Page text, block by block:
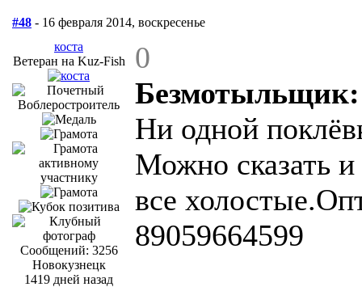
#48 - 16 февраля 2014, воскресенье
коста
Ветеран на Kuz-Fish
Сообщений: 3256
Новокузнецк
1419 дней назад
0
Безмотыльщик:
Ни одной
Можно сказать
все
89059664599